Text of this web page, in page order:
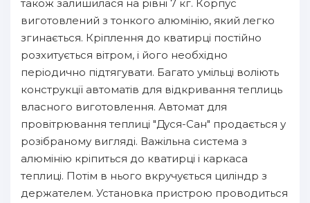
також залишилася на рівні 7 кг. Корпус
виготовлений з тонкого алюмінію, який легко
згинається. Кріплення до кватирці постійно
розхитується вітром, і його необхідно
періодично підтягувати. Багато умільці воліють
конструкції автоматів для відкривання теплиць
власного виготовлення. Автомат для
провітрювання теплиці "Дуся-Сан" продається у
розібраному вигляді. Важільна система з
алюмінію кріпиться до кватирці і каркаса
теплиці. Потім в нього вкручується циліндр з
держателем. Установка пристрою проводиться